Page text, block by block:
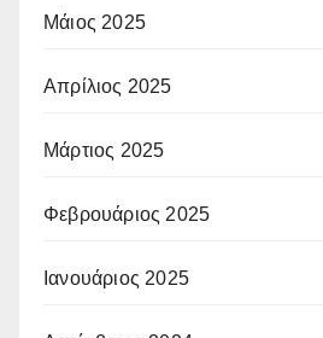
Μάιος 2025
Απρίλιος 2025
Μάρτιος 2025
Φεβρουάριος 2025
Ιανουάριος 2025